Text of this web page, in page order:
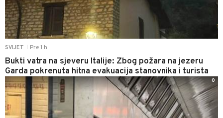
SVIJET Pre 1 h
Bukti vatra na sjeveru Italije: Zbog požara na jezeru
Garda pokrenuta hitna evakuacija stanovnika i turista
0